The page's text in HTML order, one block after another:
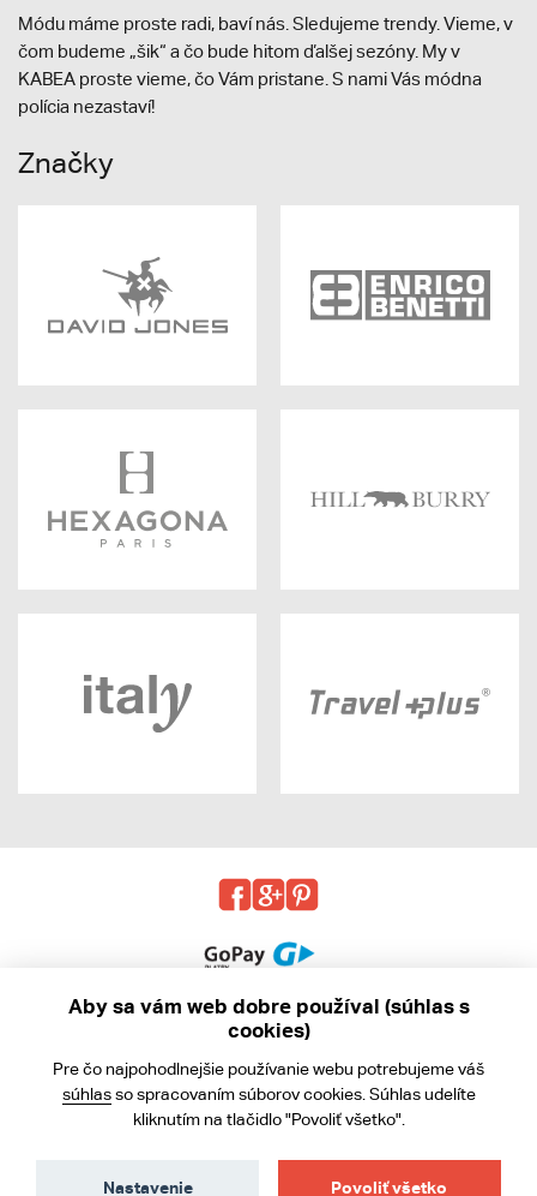
Módu máme proste radi, baví nás. Sledujeme trendy. Vieme, v
čom budeme „šik“ a čo bude hitom ďalšej sezóny. My v
KABEA proste vieme, čo Vám pristane. S nami Vás módna
polícia nezastaví!
Značky
Obchodné podmienky
Ochrana osobných údajov
Aby sa vám web dobre používal (súhlas s
cookies)
Pre čo najpohodlnejšie používanie webu potrebujeme váš
súhlasso spracovaním súborov cookies. Súhlas udelíte
kliknutím na tlačidlo "Povoliť všetko".
Povoliť všetko
Nastavenie